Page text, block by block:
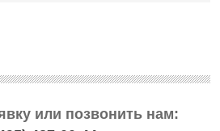
или позвонить нам: